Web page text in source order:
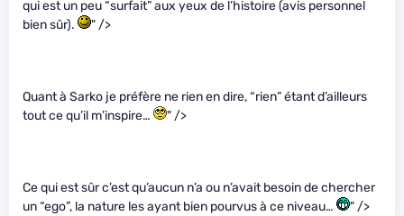
qui est un peu “surfait” aux yeux de l’histoire (avis personnel
bien sûr).
" />
Quant à Sarko je préfère ne rien en dire, “rien” étant d’ailleurs
tout ce qu’il m’inspire…
" />
Ce qui est sûr c’est qu’aucun n’a ou n’avait besoin de chercher
un “ego”, la nature les ayant bien pourvus à ce niveau…
" />